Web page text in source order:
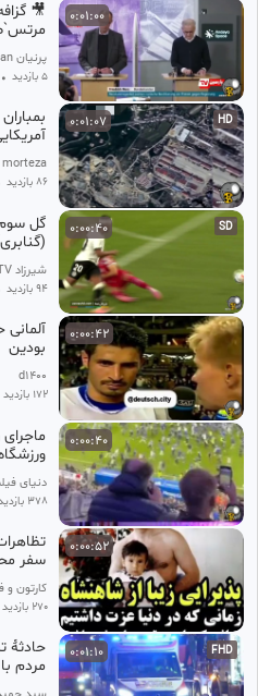
0:01:00
🎥
پرنیان Parnian
5 بازدید •
HD
0:01:07
morteza
86 بازدید
SD
0:00:40
گل سوم
شیرزاد TV
94 بازدید
0:00:42
بودین
d1400
172 بازدید
0:00:40
که
دنیای
378 بازدید
0:00:52
سفر
کارتون
270 بازدید
FHD
0:01:10
حادثۀ